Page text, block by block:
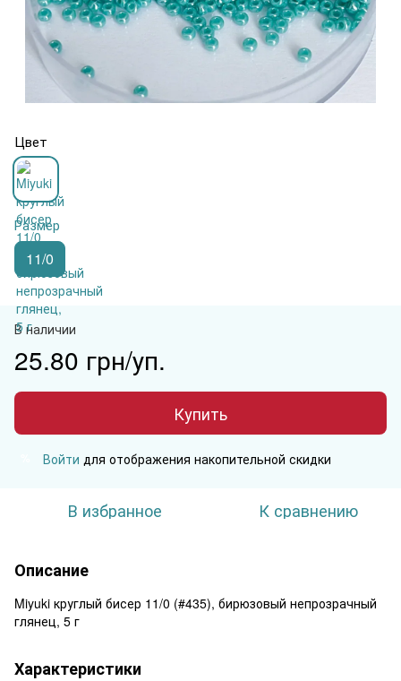
Цвет
Размер
11/0
В наличии
25.80 грн/уп.
Купить
Войти для отображения накопительной скидки
В избранное К сравнению
Описание
Miyuki круглый бисер 11/0 (#435), бирюзовый непрозрачный
глянец, 5 г
Характеристики